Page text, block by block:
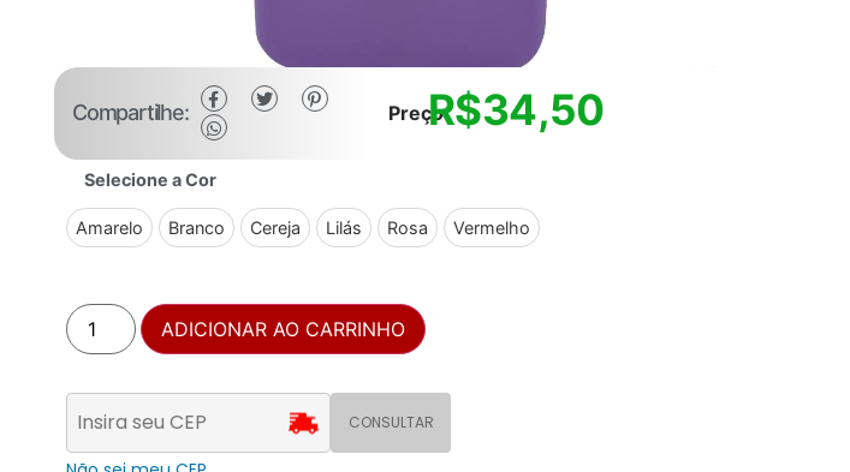
Preço:
Compartilhe: R$34,50
Selecione a Cor
Amarelo Branco Cereja Lilás Rosa Vermelho
ADICIONAR AO CARRINHO
CONSULTAR